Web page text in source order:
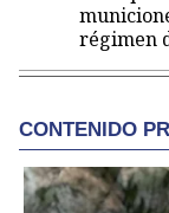
régimen